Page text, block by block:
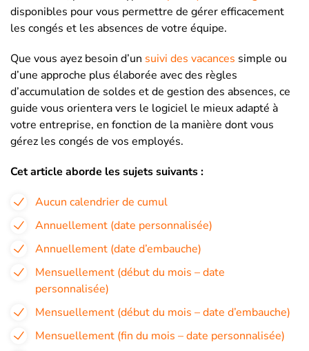
disponibles pour vous permettre de gérer efficacement
les congés et les absences de votre équipe.
Que vous ayez besoin d’un suivi des vacances simple ou
d’une approche plus élaborée avec des règles
d’accumulation de soldes et de gestion des absences, ce
guide vous orientera vers le logiciel le mieux adapté à
votre entreprise, en fonction de la manière dont vous
gérez les congés de vos employés.
Cet article aborde les sujets suivants :
Aucun calendrier de cumul
Annuellement (date personnalisée)
Annuellement (date d’embauche)
Mensuellement (début du mois – date
personnalisée)
Mensuellement (début du mois – date d’embauche)
Mensuellement (fin du mois – date personnalisée)